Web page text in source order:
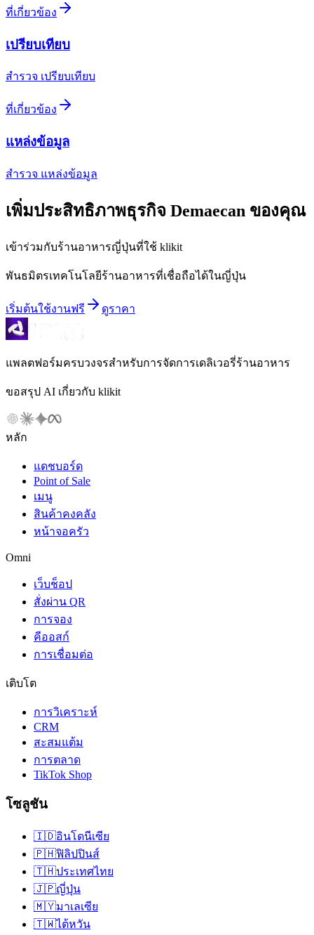
ที่เกี่ยวข้อง
เปรียบเทียบ
สำรวจ เปรียบเทียบ
ที่เกี่ยวข้อง
แหล่งข้อมูล
สำรวจ แหล่งข้อมูล
เพิ่มประสิทธิภาพธุรกิจ Demaecan ของคุณ
เข้าร่วมกับร้านอาหารญี่ปุ่นที่ใช้ klikit
พันธมิตรเทคโนโลยีร้านอาหารที่เชื่อถือได้ในญี่ปุ่น
เริ่มต้นใช้งานฟรี ดูราคา
แพลตฟอร์มครบวงจรสำหรับการจัดการเดลิเวอรี่ร้านอาหาร
ขอสรุป AI เกี่ยวกับ klikit
หลัก
แดชบอร์ด
Point of Sale
เมนู
สินค้าคงคลัง
หน้าจอครัว
Omni
เว็บช็อป
สั่งผ่าน QR
การจอง
คีออสก์
การเชื่อมต่อ
เติบโต
การวิเคราะห์
CRM
สะสมแต้ม
การตลาด
TikTok Shop
โซลูชัน
🇮🇩อินโดนีเซีย
🇵🇭ฟิลิปปินส์
🇹🇭ประเทศไทย
🇯🇵ญี่ปุ่น
🇲🇾มาเลเซีย
🇹🇼ไต้หวัน